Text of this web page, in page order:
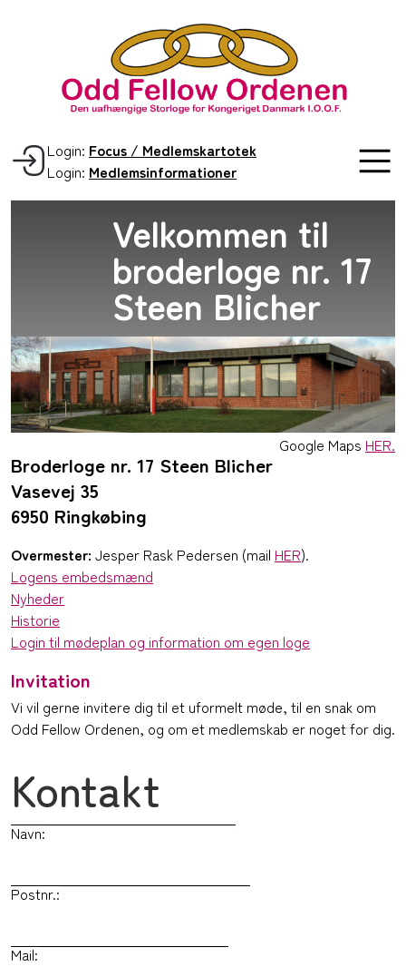
Login: Focus / Medlemskartotek
Login: Medlemsinformationer
Velkommen til
broderloge nr. 17
Steen Blicher
Google Maps HER.
Broderloge nr. 17 Steen Blicher
Vasevej 35
6950 Ringkøbing
Overmester: Jesper Rask Pedersen (mail HER).
Logens embedsmænd
Nyheder
Historie
Login til mødeplan og information om egen loge
Invitation
Vi vil gerne invitere dig til et uformelt møde, til en snak om
Odd Fellow Ordenen, og om et medlemskab er noget for dig.
Kontakt
Navn:
Postnr.:
Mail: